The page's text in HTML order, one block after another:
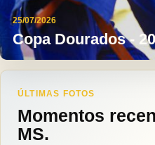
25/07/2026
Copa Dourados -
ÚLTIMAS FOTOS
Momentos
MS.